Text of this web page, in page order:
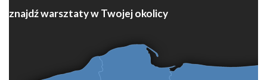
znajdź warsztaty w Twojej okolicy